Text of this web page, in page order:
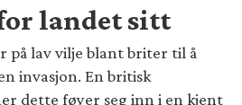
landet sitt
på lav vilje blant briter til å
invasjon. En britisk
dette føyer seg inn i en kjent